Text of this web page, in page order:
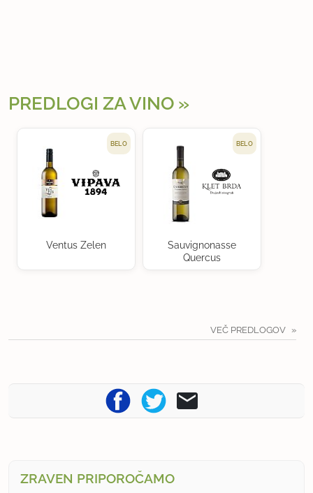
PREDLOGI ZA VINO
BELO
Ventus Zelen
BELO
Sauvignonasse
Quercus
VEČ PREDLOGOV
ZRAVEN PRIPOROČAMO